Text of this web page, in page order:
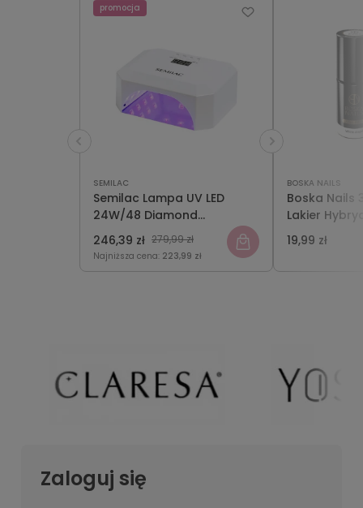
SEMILAC
Semilac Lampa UV LED
24W/48 Diamond
Collection
246,39 zł 279,99 zł
Najniższa cena: 223,99 zł
promocja
BOSKA NAILS
Boska Nails
Lakier
19,99 zł
Zaloguj się